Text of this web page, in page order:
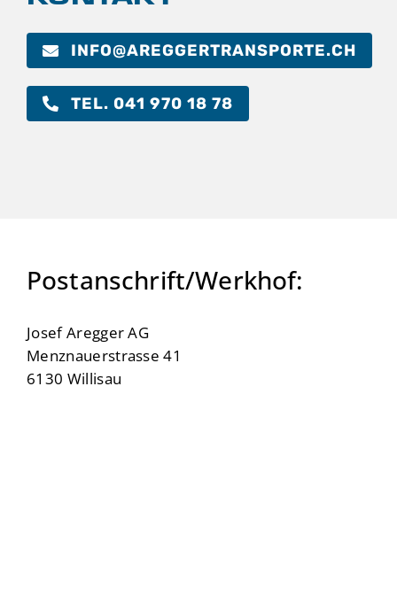
INFO@AREGGERTRANSPORTE.CH
TEL. 041 970 18 78
Postanschrift/Werkhof:
Josef Aregger AG
Menznauerstrasse 41
6130 Willisau